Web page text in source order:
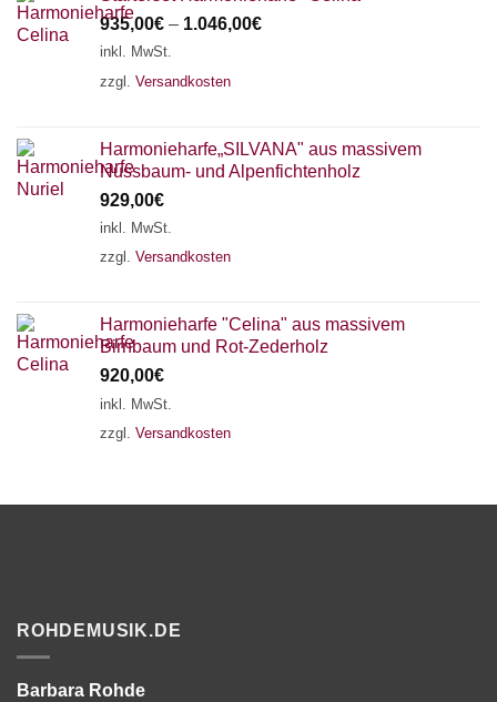
935,00€ – 1.046,00€
inkl. MwSt.
zzgl. Versandkosten
Harmonieharfe„SILVANA" aus massivem
Nussbaum- und Alpenfichtenholz
929,00€
inkl. MwSt.
zzgl. Versandkosten
Harmonieharfe "Celina" aus massivem
Birnbaum und Rot-Zederholz
920,00€
inkl. MwSt.
zzgl. Versandkosten
ROHDEMUSIK.DE
Barbara Rohde